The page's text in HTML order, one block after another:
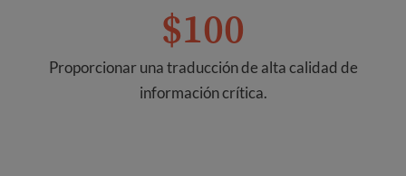
$100
Proporcionar una traducción de alta calidad de
información crítica.